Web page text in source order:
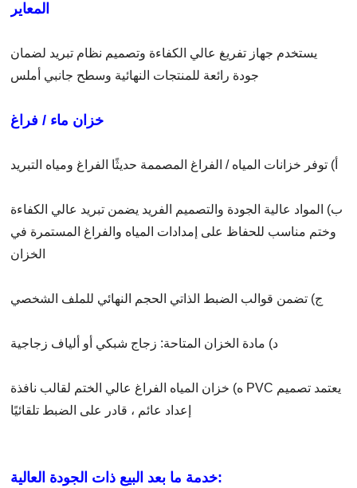
المعاير
يستخدم جهاز تفريغ عالي الكفاءة وتصميم نظام تبريد لضمان
جودة رائعة للمنتجات النهائية وسطح جانبي أملس
خزان ماء / فراغ
أ) توفر خزانات المياه / الفراغ المصممة حديثًا الفراغ ومياه التبريد
ب) المواد عالية الجودة والتصميم الفريد يضمن تبريد عالي الكفاءة
وختم مناسب للحفاظ على إمدادات المياه والفراغ المستمرة في
الخزان
ج) تضمن قوالب الضبط الذاتي الحجم النهائي للملف الشخصي
ه) خزان المياه الفراغ عالي الختم لقالب نافذة PVC يعتمد تصميم
إعداد عائم ، قادر على الضبط تلقائيًا
خدمة ما بعد البيع ذات الجودة العالية: